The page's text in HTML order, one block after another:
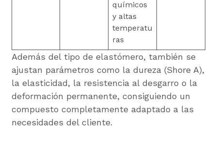
químicos
y altas
temperatu
ras
Además del tipo de elastómero, también se
ajustan parámetros como la dureza (Shore A),
la elasticidad, la resistencia al desgarro o la
deformación permanente, consiguiendo un
compuesto completamente adaptado a las
necesidades del cliente.